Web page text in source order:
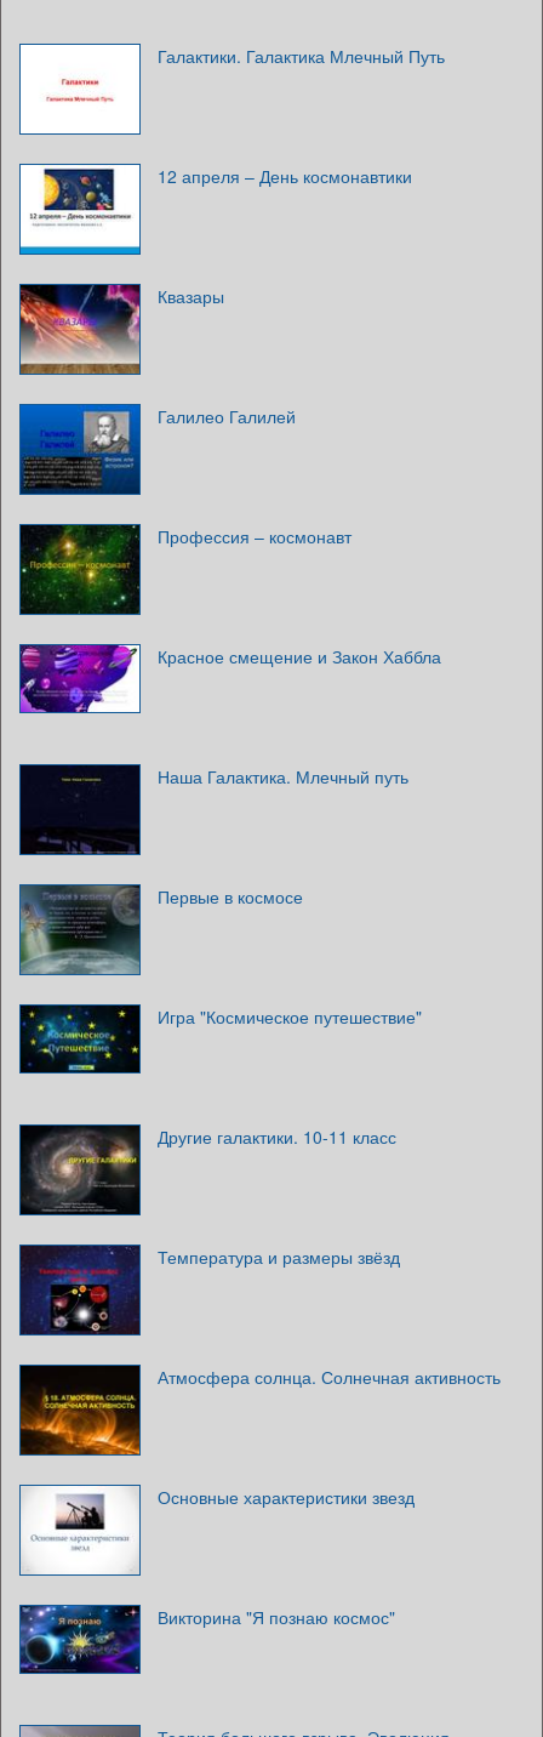
Галактики. Галактика Млечный Путь
12 апреля – День космонавтики
Квазары
Галилео Галилей
Профессия – космонавт
Красное смещение и Закон Хаббла
Наша Галактика. Млечный путь
Первые в космосе
Игра "Космическое путешествие"
Другие галактики. 10-11 класс
Температура и размеры звёзд
Атмосфера солнца. Солнечная активность
Основные характеристики звезд
Викторина "Я познаю космос"